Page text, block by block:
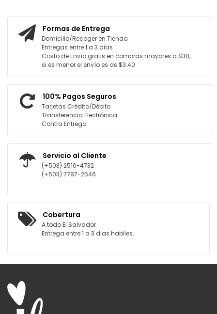
Formas de Entrega
Domicilio/Recoger en Tienda
Entregas entre 1 a 3 dias
Costo de Envío gratis en compras mayores a $30,
si es menor el envío es de $3.40
100% Pagos Seguros
Tarjetas Crédito/Débito
Transferencia Electrónica
Contra Entrega
Servicio al Cliente
(+503) 2510-4732
(+503) 7787-2546
Cobertura
A todo El Salvador
Entrega entre 1 a 3 dias habiles.